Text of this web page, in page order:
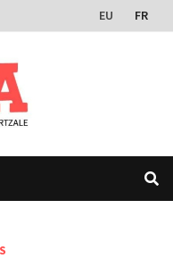
EU FR